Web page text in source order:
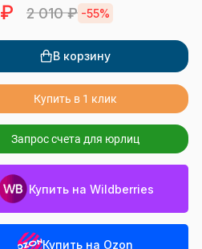
₽ 2 010₽ -55%
В корзину
Купить в 1 клик
Запрос счета для юрлиц
Купить на Wildberries
Купить на Ozon